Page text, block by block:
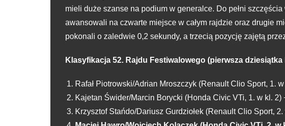
mieli duże szanse na podium w generalce. Do pełni
awansowali na czwarte miejsce w całym rajdzie oraz drugie
pokonali o zaledwie 0,2 sekundy, a trzecią pozycję zajętą
Klasyfikacja 52. Rajdu Festiwalowego (pierwsza dziesiątka
Rafał Piotrowski/Adrian Mroszczyk (Renault Clio Sport, 1.
Kajetan Świder/Marcin Borycki (Honda Civic VTi, 1. w kl. 2)
Krzysztof Stańdo/Dariusz Gurdziołek (Renault Clio Sport,